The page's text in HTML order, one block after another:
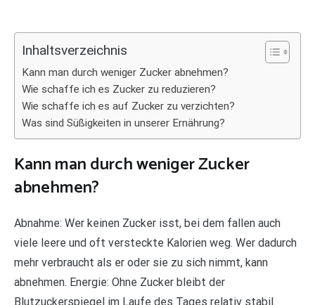
Inhaltsverzeichnis
Kann man durch weniger Zucker abnehmen?
Wie schaffe ich es Zucker zu reduzieren?
Wie schaffe ich es auf Zucker zu verzichten?
Was sind Süßigkeiten in unserer Ernährung?
Kann man durch weniger Zucker
abnehmen?
Abnahme: Wer keinen Zucker isst, bei dem fallen auch
viele leere und oft versteckte Kalorien weg. Wer dadurch
mehr verbraucht als er oder sie zu sich nimmt, kann
abnehmen. Energie: Ohne Zucker bleibt der
Blutzuckerspiegel im Laufe des Tages relativ stabil.